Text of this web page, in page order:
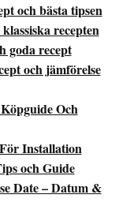
och bästa tipsen
recepten
goda recept
och jämförelse
Och
Installation
och Guide
Date – Datum &